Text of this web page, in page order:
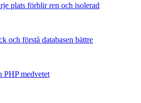
plats förblir ren och isolerad
och förstå databasen bättre
PHP medvetet